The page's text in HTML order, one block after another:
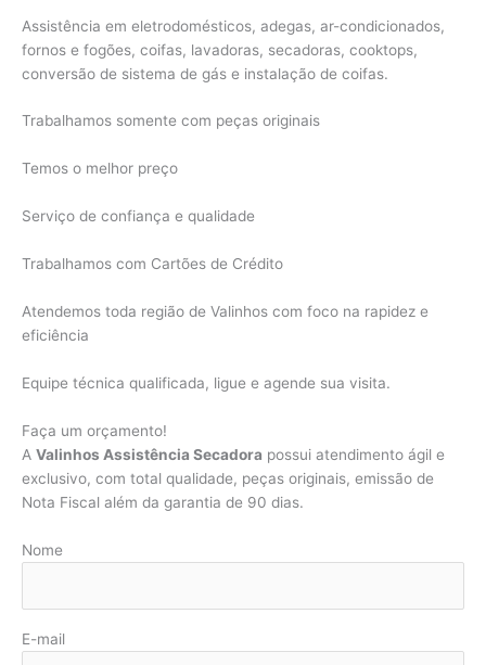
Assistência em eletrodomésticos, adegas, ar-condicionados,
fornos e fogões, coifas, lavadoras, secadoras, cooktops,
conversão de sistema de gás e instalação de coifas.
Trabalhamos somente com peças originais
Temos o melhor preço
Serviço de confiança e qualidade
Trabalhamos com Cartões de Crédito
Atendemos toda região de Valinhos com foco na rapidez e
eficiência
Equipe técnica qualificada, ligue e agende sua visita.
Faça um orçamento!
A Valinhos Assistência Secadora possui atendimento ágil e
exclusivo, com total qualidade, peças originais, emissão de
Nota Fiscal além da garantia de 90 dias.
Nome
E-mail